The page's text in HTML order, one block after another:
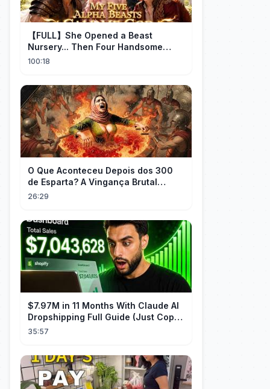
【FULL】She Opened a Beast
Nursery... Then Four Handsome
Beastmen Became Her Fated Mates!
100:18
O Que Aconteceu Depois dos 300
de Esparta? A Vingança Brutal
Contra os Persas
26:29
$7.97M in 11 Months With Claude AI
Dropshipping Full Guide (Just Copy
Me)
35:57